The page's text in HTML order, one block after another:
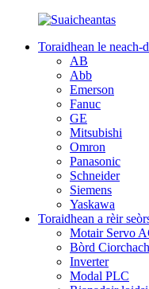
Toraidhean le neach-
AB
Abb
Emerson
Fanuc
GE
Mitsubishi
Omron
Panasonic
Schneider
Siemens
Yaskawa
Toraidhean a rèir
Motair Servo
Bòrd
Inverter
Modal PLC